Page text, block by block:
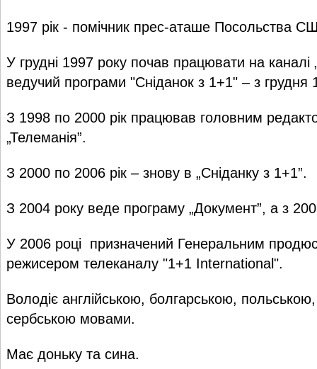
1997 рік - помічник прес-аташе Посольства
У грудні 1997 року почав працювати на каналі
ведучий програми "Сніданок з 1+1" – з грудня
З 1998 по 2000 рік працював головним
„Телеманія”.
З 2000 по 2006 рік – знову в „Сніданку з 1+1”.
З 2004 року веде програму „Документ”, а з
У 2006 році призначений Генеральним
режисером телеканалу "1+1 International".
Володіє англійською, болгарською,
сербською мовами.
Має доньку та сина.